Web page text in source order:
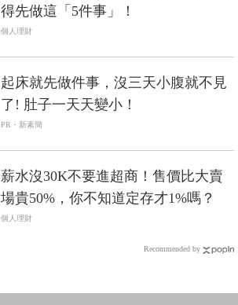
得先做這「5件事」！
個人理財
起床就先做件事，沒三天小腹就不見
了! 肚子一天天變小！
PR・新素簡
薪水沒30K不要進超商！售價比大賣
場貴50%，你不知道定存才1%嗎？
個人理財
Recommended by